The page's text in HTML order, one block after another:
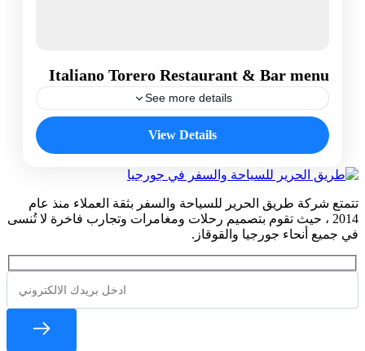
Italiano Torero Restaurant & Bar menu
See more details
View Details
تتمتع شركة طريق الحرير للسياحة والسفر بثقة العملاء منذ عام
2014 ، حيث تقوم بتصميم رحلات ومغامرات وتجارب فاخرة لا تُنسى
في جميع أنحاء جورجيا والقوقاز.